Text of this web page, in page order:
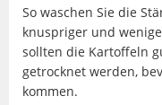
So waschen Sie die
knuspriger und
sollten die Kartoffeln
getrocknet werden,
kommen.